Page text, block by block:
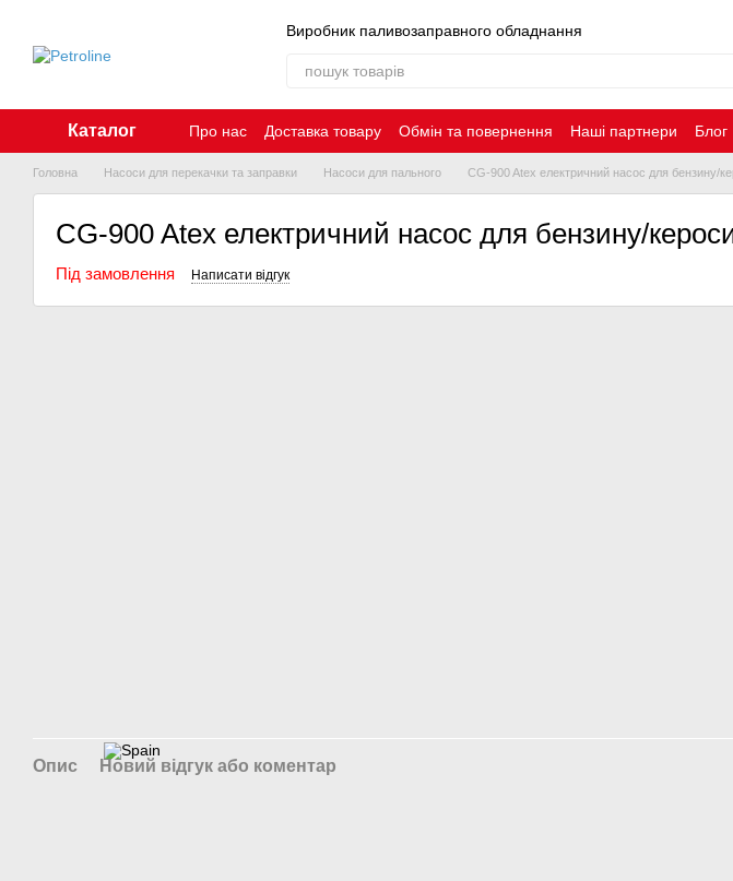
Виробник паливозаправного обладнання
Каталог Про нас Доставка товару Обмін та повернення Наші партнери Блог
Контакти
Головна Насоси для перекачки та заправки Насоси для пального CG-900 Atex електричний насос для бензину/
CG-900 Atex електричний насос для бензину/
Під замовлення Написати відгук
Опис Новий відгук або коментар